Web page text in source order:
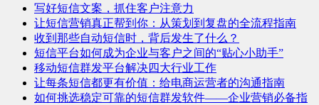
写好短信文案，抓住客户注意力
让短信营销真正帮到你：从策划到复盘的全流程指南
收到那些自动短信时，背后发生了什么？
短信平台如何成为企业与客户之间的“贴心小助手”
移动短信群发平台解决四大行业工作
让每条短信都更有价值：给电商运营者的沟通指南
如何挑选稳定可靠的短信群发软件——企业营销必备指